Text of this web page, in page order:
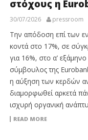
στόχους η
30/07/2026 pressroom
Την απόδοση επί των
κοντά στο 17%, σε
για 16%, στο α’
σύμβουλος της
η αύξηση των κερδών
διαμορφωθεί αρκετά
ισχυρή οργανική
READ MORE